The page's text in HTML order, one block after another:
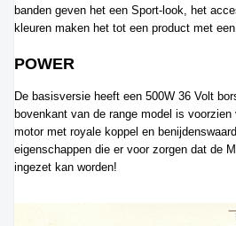
banden geven het een Sport-look, het
kleuren maken het tot een product met
POWER
De basisversie heeft een 500W 36 Volt
bovenkant van de range model is
motor met royale koppel en
eigenschappen die er voor zorgen dat de
ingezet kan worden!